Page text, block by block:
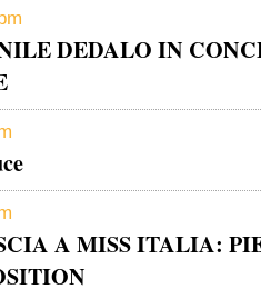
DEDALO IN
A MISS ITALIA: